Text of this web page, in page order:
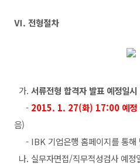
Ⅵ. 전형절차
가. 서류전형 합격자 발표 예정일시
- 2015. 1. 27(화) 17:00 예정
음)
- IBK 기업은행 홈페이지를 통해
나. 실무자면접/직무적성검사 예정